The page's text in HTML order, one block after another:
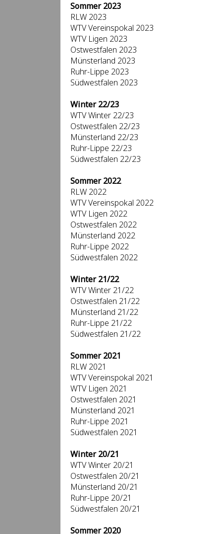
Sommer 2023
RLW 2023
WTV Vereinspokal 2023
WTV Ligen 2023
Ostwestfalen 2023
Münsterland 2023
Ruhr-Lippe 2023
Südwestfalen 2023
Winter 22/23
WTV Winter 22/23
Ostwestfalen 22/23
Münsterland 22/23
Ruhr-Lippe 22/23
Südwestfalen 22/23
Sommer 2022
RLW 2022
WTV Vereinspokal 2022
WTV Ligen 2022
Ostwestfalen 2022
Münsterland 2022
Ruhr-Lippe 2022
Südwestfalen 2022
Winter 21/22
WTV Winter 21/22
Ostwestfalen 21/22
Münsterland 21/22
Ruhr-Lippe 21/22
Südwestfalen 21/22
Sommer 2021
RLW 2021
WTV Vereinspokal 2021
WTV Ligen 2021
Ostwestfalen 2021
Münsterland 2021
Ruhr-Lippe 2021
Südwestfalen 2021
Winter 20/21
WTV Winter 20/21
Ostwestfalen 20/21
Münsterland 20/21
Ruhr-Lippe 20/21
Südwestfalen 20/21
Sommer 2020